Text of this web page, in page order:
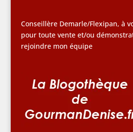
Conseillère Demarle/Flexipan, à
pour toute vente et/ou
rejoindre mon équipe